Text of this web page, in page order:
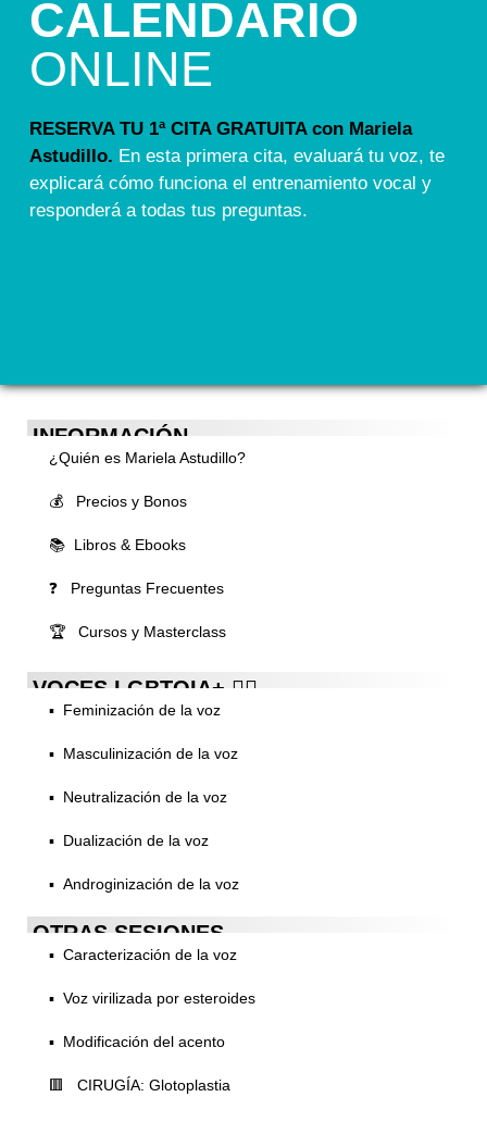
CALENDARIO
ONLINE
RESERVA TU 1ª CITA GRATUITA con Mariela
Astudillo. En esta primera cita, evaluará tu voz, te
explicará cómo funciona el entrenamiento vocal y
responderá a todas tus preguntas.
INFORMACIÓN
¿Quién es Mariela Astudillo?
💰 Precios y Bonos
📚 Libros & Ebooks
❓ Preguntas Frecuentes
🏆 Cursos y Masterclass
VOCES LGBTQIA+ 🏳️‍🌈
▪️ Feminización de la voz
▪️ Masculinización de la voz
▪️ Neutralización de la voz
▪️ Dualización de la voz
▪️ Androginización de la voz
OTRAS SESIONES
▪️ Caracterización de la voz
▪️ Voz virilizada por esteroides
▪️ Modificación del acento
🟥 CIRUGÍA: Glotoplastia